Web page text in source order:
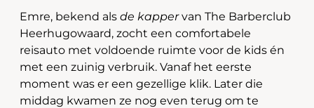
Emre, bekend als de kappervan The Barberclub
Heerhugowaard, zocht een comfortabele
reisauto met voldoende ruimte voor de kids én
met een zuinig verbruik. Vanaf het eerste
moment was er een gezellige klik. Later die
middag kwamen ze nog even terug om te